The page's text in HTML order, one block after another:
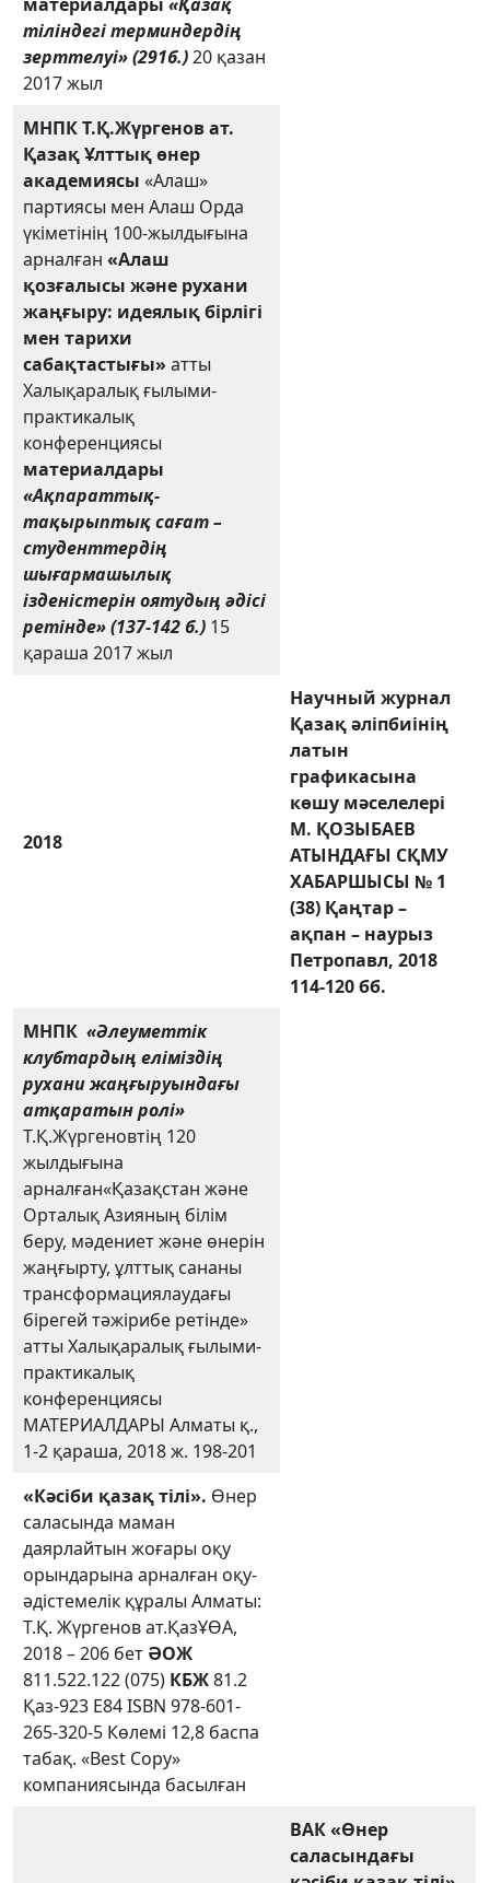
тіліндегі терминдердің
зерттелуі» (291б.)20 қазан
2017 жыл
МНПКТ.Қ.Жүргенов ат.
Қазақ Ұлттық өнер
академиясы «Алаш»
партиясы мен Алаш Орда
үкіметінің 100-жылдығына
арналған «Алаш
қозғалысы және рухани
жаңғыру: идеялық бірлігі
мен тарихи
сабақтастығы» атты
Халықаралық ғылыми-
практикалық
конференциясы
материалдары
«Ақпараттық-
тақырыптық сағат –
студенттердің
шығармашылық
ізденістерін оятудың әдісі
ретінде»(137-142 б.) 15
қараша 2017 жыл
2018
Научный журнал
Қазақ әліпбиінің
латын
графикасына
көшу мәселелері
М. ҚОЗЫБАЕВ
АТЫНДАҒЫ СҚМУ
ХАБАРШЫСЫ № 1
(38) Қаңтар –
ақпан – наурыз
Петропавл, 2018
114-120 бб.
МНПК «Әлеуметтік
клубтардың еліміздің
рухани жаңғыруындағы
атқаратын ролі»
Т.Қ.Жүргеновтің 120
жылдығына
арналған«Қазақстан және
Орталық Азияның білім
беру, мәдениет және өнерін
жаңғырту, ұлттық сананы
трансформациялаудағы
бірегей тәжірибе ретінде»
атты Халықаралық ғылыми-
практикалық
конференциясы
МАТЕРИАЛДАРЫ Алматы қ.,
1-2 қараша, 2018 ж. 198-201
«Кәсіби қазақ тілі». Өнер
саласында маман
даярлайтын жоғары оқу
орындарына арналған оқу-
әдістемелік құралы Алматы:
Т.Қ. Жүргенов ат.ҚазҰӨА,
2018 – 206 бет ӘОЖ
811.522.122 (075) КБЖ81.2
Қаз-923 Е84 ISBN 978-601-
265-320-5 Көлемі 12,8 баспа
табақ. «Best Copy»
компаниясында басылған
ВАК«Өнер
саласындағы